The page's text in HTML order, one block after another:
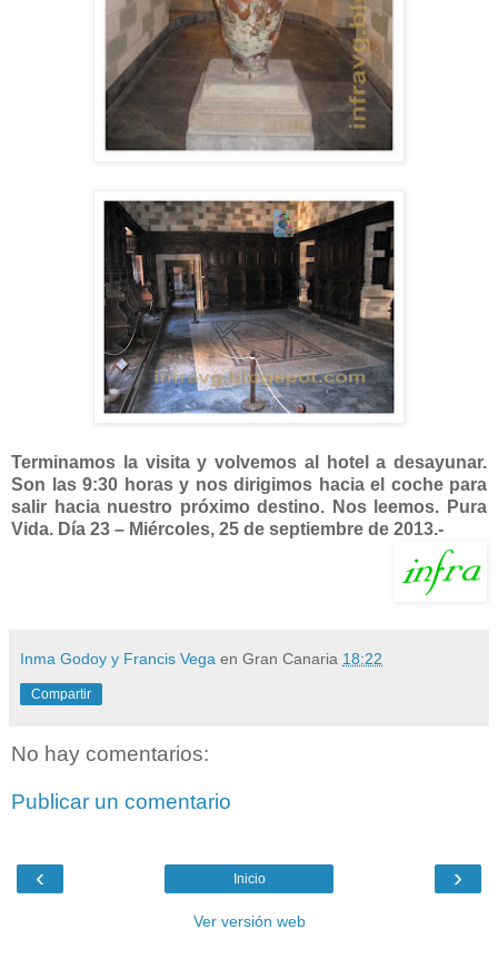
Terminamos la visita y volvemos al hotel a desayunar.
Son las 9:30 horas y nos dirigimos hacia el coche para
salir hacia nuestro próximo destino. Nos leemos. Pura
Vida. Día 23 – Miércoles, 25 de septiembre de 2013.-
Inma Godoy y Francis Vega en Gran Canaria 18:22
Compartir
No hay comentarios:
Publicar un comentario
‹ ›
Inicio
Ver versión web